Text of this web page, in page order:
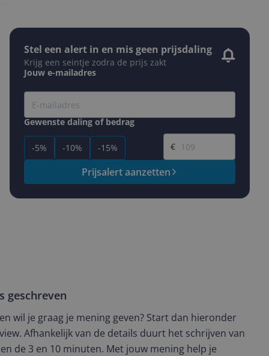
Stel een alert in en mis geen prijsdaling
Krijg een seintje zodra de prijs zakt
Jouw e-mailadres
Gewenste daling of bedrag
-5% -10% -15%
Gewenste prijs
€
Prijsalert aanzetten
geschreven
wil je graag je mening geven? Start dan hieronder
Afhankelijk van de details duurt het schrijven van
de 3 en 10 minuten. Met jouw mening help je